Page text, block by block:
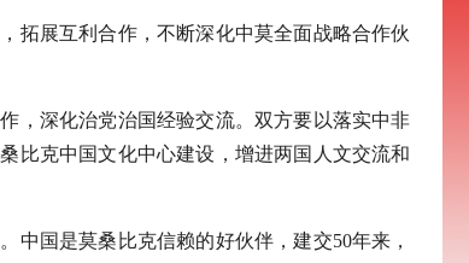
拓展互利合作，不断深化中莫全面战略合作伙
，深化治党治国经验交流。双方要以落实中非
比克中国文化中心建设，增进两国人文交流和
国是莫桑比克信赖的好伙伴，建交50年来，